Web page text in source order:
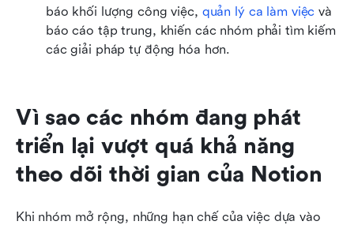
báo khối lượng công việc, quản lý ca làm việc và
báo cáo tập trung, khiến các nhóm phải tìm kiếm
các giải pháp tự động hóa hơn.
Vì sao các nhóm đang phát
triển lại vượt quá khả năng
theo dõi thời gian của Notion
Khi nhóm mở rộng, những hạn chế của việc dựa vào